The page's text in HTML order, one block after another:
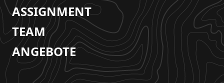
ASSIGNMENT
TEAM
ANGEBOTE